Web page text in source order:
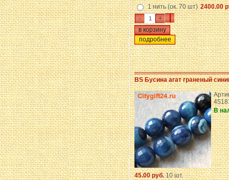
1 нить (ок. 70 шт) 2400.00
- +
подробнее
BS Бусина агат граненый
В
45.00 руб.10 шт.